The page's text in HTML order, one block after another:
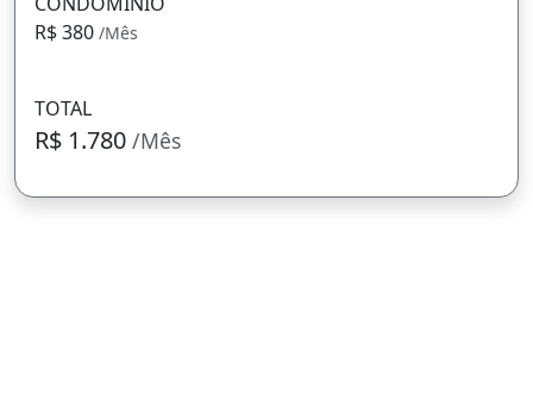
R$ 380 /Mês
TOTAL
R$ 1.780 /Mês